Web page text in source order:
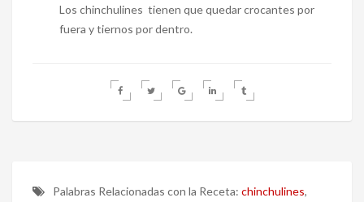
Los chinchulines tienen que quedar crocantes por
fuera y tiernos por dentro.
Palabras Relacionadas con la Receta: chinchulines,